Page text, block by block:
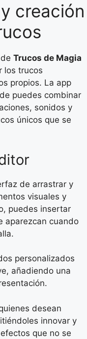
creación
Trucos de Magia
los trucos
propios. La app
puedes combinar
sonidos y
únicos que se
de arrastrar y
visuales y
puedes insertar
aparezcan cuando
personalizados
añadiendo una
desean
innovar y
que no se